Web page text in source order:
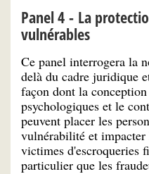
Panel 4 - La
vulnérables
Ce panel interrogera la
delà du cadre juridique
façon dont la
psychologiques et le
peuvent placer les
vulnérabilité et
victimes d'escroqueries
particulier que les